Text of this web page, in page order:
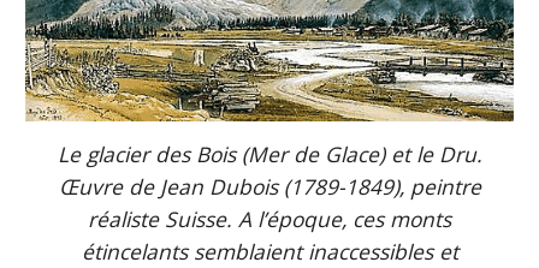
Le glacier des Bois (Mer de Glace) et le Dru.
Œuvre de Jean Dubois (1789-1849), peintre
réaliste Suisse. A l’époque, ces monts
étincelants semblaient inaccessibles et